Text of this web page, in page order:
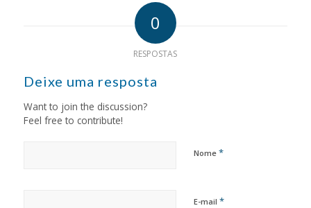
0
RESPOSTAS
Deixe uma resposta
Want to join the discussion?
Feel free to contribute!
Nome *
E-mail *